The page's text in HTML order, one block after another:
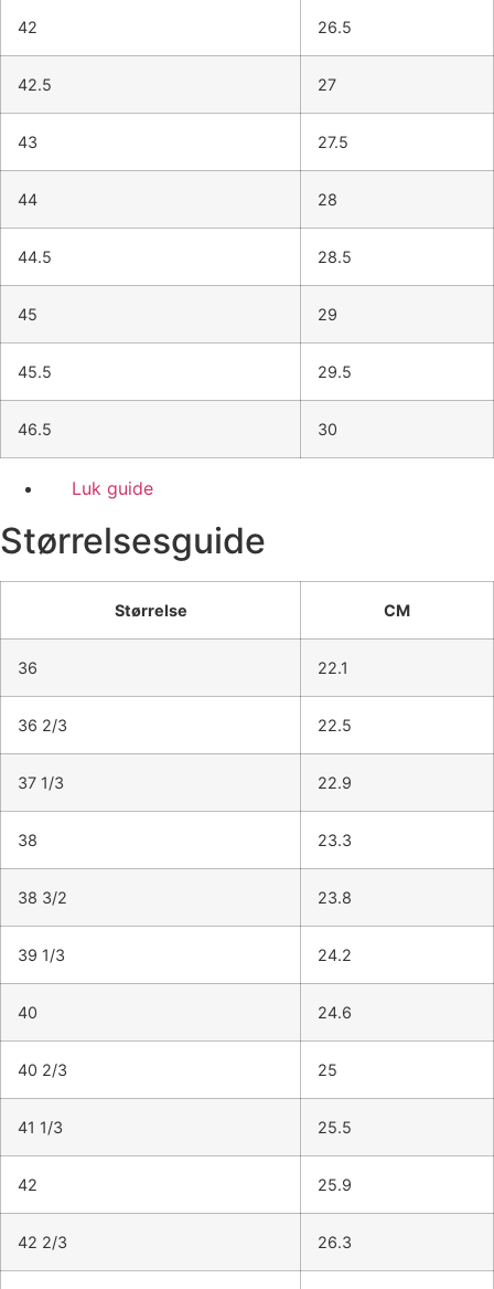
42 26.5
42.5 27
43 27.5
44 28
44.5 28.5
45 29
45.5 29.5
46.5 30
Luk guide
Størrelsesguide
Størrelse CM
36 22.1
36 2/3 22.5
37 1/3 22.9
38 23.3
38 3/2 23.8
39 1/3 24.2
40 24.6
40 2/3 25
41 1/3 25.5
42 25.9
42 2/3 26.3